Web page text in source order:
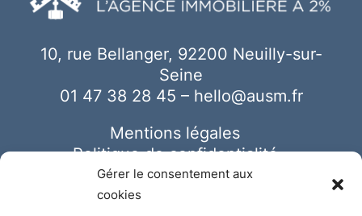
Gérer le consentement aux
cookies
10, rue Bellanger, 92200 Neuilly-sur-
Seine
01 47 38 28 45 – hello@ausm.fr
Mentions légales
Politique de confidentialité
Cookies